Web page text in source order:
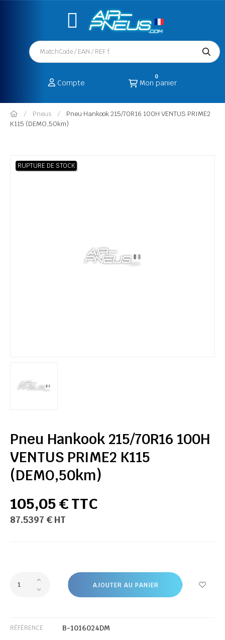
Compte Mon panier
0
Pneus
Pneu Hankook 215/70R16 100H VENTUS PRIME2
K115 (DEMO,50km)
RUPTURE DE STOCK
Pneu Hankook 215/70R16 100H
VENTUS PRIME2 K115
(DEMO,50km)
105,05 € TTC
87.5397 € HT
AJOUTER AU PANIER
RÉFÉRENCE B-1016024DM